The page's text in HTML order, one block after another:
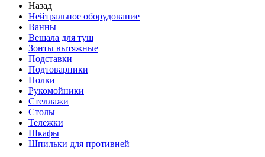
Назад
Нейтральное оборудование
Ванны
Вешала для туш
Зонты вытяжные
Подставки
Подтоварники
Полки
Рукомойники
Стеллажи
Столы
Тележки
Шкафы
Шпильки для противней